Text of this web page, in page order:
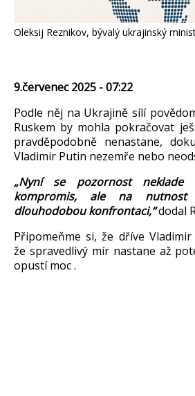
Oleksij Reznikov, bývalý ukrajinský
9.červenec 2025 - 07:22
Podle něj na Ukrajině sílí pov
Ruskem by mohla pokračovat
pravděpodobně nenastane,
Vladimir Putin nezemře nebo
„Nyní se pozornost neklade
kompromis, ale na
dlouhodobou konfrontaci,“dodal
Připomeňme si, že dříve Vladimir
že spravedlivý mír nastane až pot
opustí moc .